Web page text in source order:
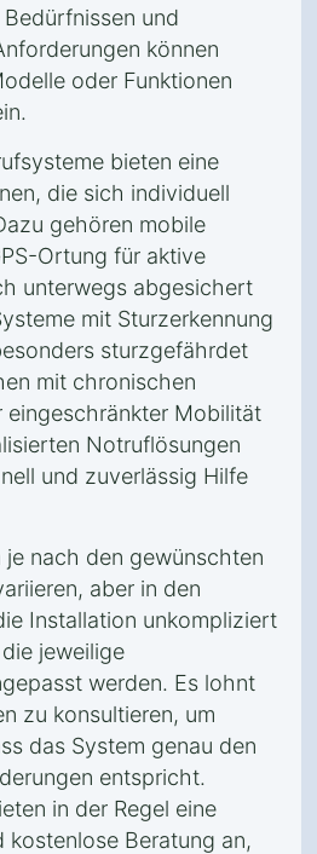
und
können
oder Funktionen
bieten eine
die sich individuell
gehören mobile
Ortung für aktive
unterwegs abgesichert
mit Sturzerkennung
sturzgefährdet
mit chronischen
eingeschränkter Mobilität
Notruflösungen
und zuverlässig Hilfe
je nach den gewünschten
aber in den
Installation unkompliziert
jeweilige
werden. Es lohnt
zu konsultieren, um
das System genau den
entspricht.
in der Regel eine
kostenlose Beratung an,